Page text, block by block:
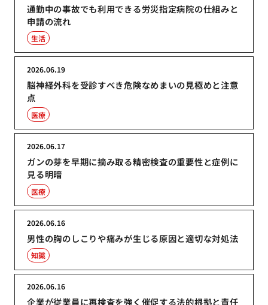
通勤中の事故でも利用できる労災指定病院の仕組みと
申請の流れ
生活
脳神経外科を受診すべき危険なめまいの見極めと注意
点
2026.06.19
医療
ガンの芽を早期に摘み取る精密検査の重要性と症例に
見る明暗
2026.06.17
医療
男性の胸のしこりや痛みが生じる原因と適切な対処法
2026.06.16
知識
企業が従業員に再検査を強く催促する法的根拠と責任
2026.06.16